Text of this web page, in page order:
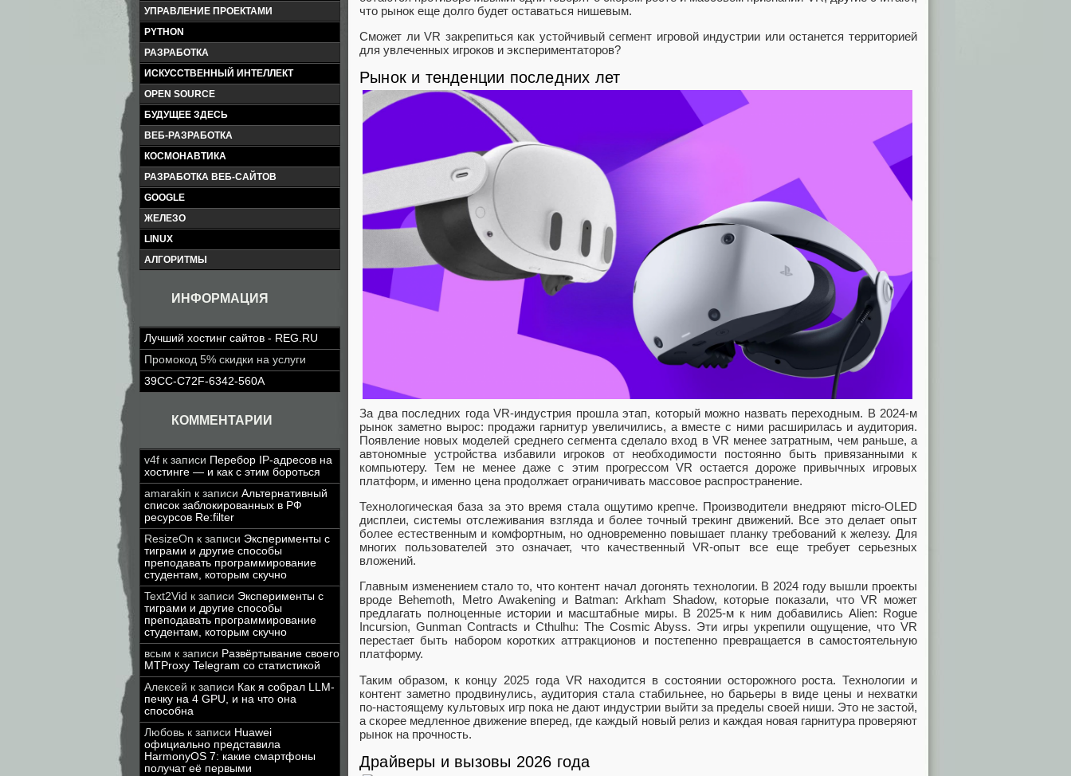
УПРАВЛЕНИЕ ПРОЕКТАМИ
PYTHON
РАЗРАБОТКА
ИСКУССТВЕННЫЙ ИНТЕЛЛЕКТ
OPEN SOURCE
БУДУЩЕЕ ЗДЕСЬ
ВЕБ-РАЗРАБОТКА
КОСМОНАВТИКА
РАЗРАБОТКА ВЕБ-САЙТОВ
GOOGLE
ЖЕЛЕЗО
LINUX
АЛГОРИТМЫ
ИНФОРМАЦИЯ
Лучший хостинг сайтов - REG.RU
Промокод 5% скидки на услуги
39CC-C72F-6342-560A
КОММЕНТАРИИ
v4f к записи Перебор IP-адресов на
хостинге — и как с этим бороться
amarakin к записи Альтернативный
список заблокированных в РФ
ресурсов Re:filter
ResizeOn к записи Эксперименты с
тиграми и другие способы
преподавать программирование
студентам, которым скучно
Text2Vid к записи Эксперименты с
тиграми и другие способы
преподавать программирование
студентам, которым скучно
всым к записи Развёртывание своего
MTProxy Telegram со статистикой
Алексей к записи Как я собрал LLM-
печку на 4 GPU, и на что она
способна
Любовь к записи Huawei
официально представила
HarmonyOS 7: какие смартфоны
получат её первыми
что рынок еще долго будет оставаться нишевым.
Сможет ли VR закрепиться как устойчивый сегмент игровой индустрии или останется территорией
для увлеченных игроков и экспериментаторов?
Рынок и тенденции последних лет
За два последних года VR‑индустрия прошла этап, который можно назвать переходным. В 2024‑м
рынок заметно вырос: продажи гарнитур увеличились, а вместе с ними расширилась и аудитория.
Появление новых моделей среднего сегмента сделало вход в VR менее затратным, чем раньше, а
автономные устройства избавили игроков от необходимости постоянно быть привязанными к
компьютеру. Тем не менее даже с этим прогрессом VR остается дороже привычных игровых
платформ, и именно цена продолжает ограничивать массовое распространение.
Технологическая база за это время стала ощутимо крепче. Производители внедряют micro‑OLED
дисплеи, системы отслеживания взгляда и более точный трекинг движений. Все это делает опыт
более естественным и комфортным, но одновременно повышает планку требований к железу. Для
многих пользователей это означает, что качественный VR‑опыт все еще требует серьезных
вложений.
Главным изменением стало то, что контент начал догонять технологии. В 2024 году вышли проекты
вроде Behemoth, Metro Awakening и Batman: Arkham Shadow, которые показали, что VR может
предлагать полноценные истории и масштабные миры. В 2025‑м к ним добавились Alien: Rogue
Incursion, Gunman Contracts и Cthulhu: The Cosmic Abyss. Эти игры укрепили ощущение, что VR
перестает быть набором коротких аттракционов и постепенно превращается в самостоятельную
платформу.
Таким образом, к концу 2025 года VR находится в состоянии осторожного роста. Технологии и
контент заметно продвинулись, аудитория стала стабильнее, но барьеры в виде цены и нехватки
по‑настоящему культовых игр пока не дают индустрии выйти за пределы своей ниши. Это не застой,
а скорее медленное движение вперед, где каждый новый релиз и каждая новая гарнитура проверяют
рынок на прочность.
Драйверы и вызовы 2026 года